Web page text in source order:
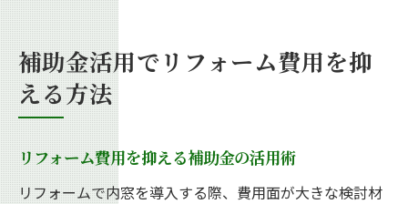
補助金活用でリフォーム費用を抑
える方法
リフォーム費用を抑える補助金の活用術
リフォームで内窓を導入する際、費用面が大きな検討材